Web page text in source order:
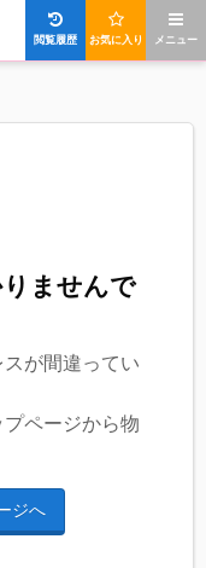
メニュー
お気に入り
閲覧履歴
ませんで
が間違ってい
ページから物
ジへ